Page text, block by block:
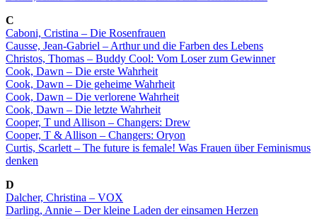
C
Caboni, Cristina – Die Rosenfrauen
Causse, Jean-Gabriel – Arthur und die Farben des Lebens
Christos, Thomas – Buddy Cool: Vom Loser zum Gewinner
Cook, Dawn – Die erste Wahrheit
Cook, Dawn – Die geheime Wahrheit
Cook, Dawn – Die verlorene Wahrheit
Cook, Dawn – Die letzte Wahrheit
Cooper, T und Allison – Changers: Drew
Cooper, T & Allison – Changers: Oryon
Curtis, Scarlett – The future is female! Was Frauen über Feminismus
denken
D
Dalcher, Christina – VOX
Darling, Annie – Der kleine Laden der einsamen Herzen